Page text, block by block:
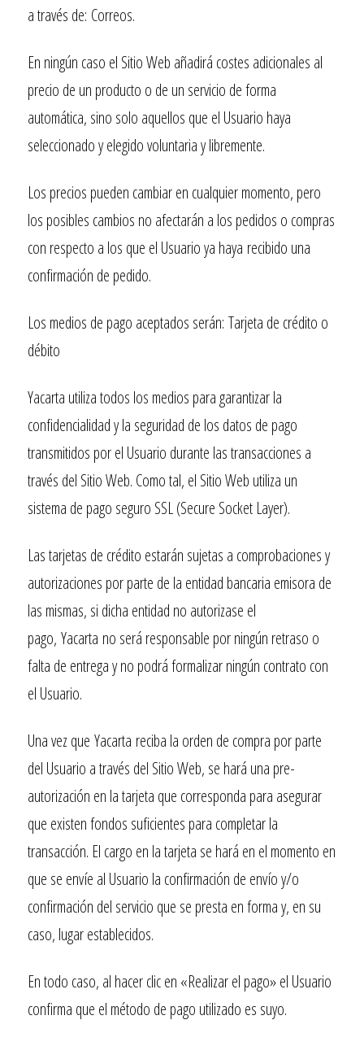
a través de: Correos.
En ningún caso el Sitio Web añadirá costes adicionales al
precio de un producto o de un servicio de forma
automática, sino solo aquellos que el Usuario haya
seleccionado y elegido voluntaria y libremente.
Los precios pueden cambiar en cualquier momento, pero
los posibles cambios no afectarán a los pedidos o compras
con respecto a los que el Usuario ya haya recibido una
confirmación de pedido.
Los medios de pago aceptados serán: Tarjeta de crédito o
débito
Yacarta utiliza todos los medios para garantizar la
confidencialidad y la seguridad de los datos de pago
transmitidos por el Usuario durante las transacciones a
través del Sitio Web. Como tal, el Sitio Web utiliza un
sistema de pago seguro SSL (Secure Socket Layer).
Las tarjetas de crédito estarán sujetas a comprobaciones y
autorizaciones por parte de la entidad bancaria emisora de
las mismas, si dicha entidad no autorizase el
pago, Yacarta no será responsable por ningún retraso o
falta de entrega y no podrá formalizar ningún contrato con
el Usuario.
Una vez que Yacarta reciba la orden de compra por parte
del Usuario a través del Sitio Web, se hará una pre-
autorización en la tarjeta que corresponda para asegurar
que existen fondos suficientes para completar la
transacción. El cargo en la tarjeta se hará en el momento en
que se envíe al Usuario la confirmación de envío y/o
confirmación del servicio que se presta en forma y, en su
caso, lugar establecidos.
En todo caso, al hacer clic en «Realizar el pago» el Usuario
confirma que el método de pago utilizado es suyo.